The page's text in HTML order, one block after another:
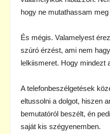
hogy ne mutathassam
És mégis. Valamelyest
szúró érzést, ami nem
lelkiismeret. Hogy mindezt
A telefonbeszélgetések
eltussolni a dolgot, hiszen
bemutatóról beszélt, én
saját kis szégyenemben.